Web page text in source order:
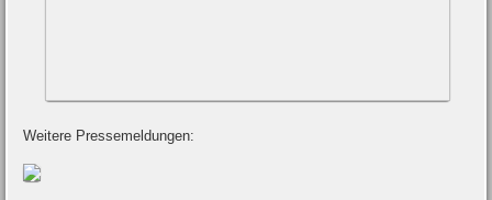
Weitere Pressemeldungen: